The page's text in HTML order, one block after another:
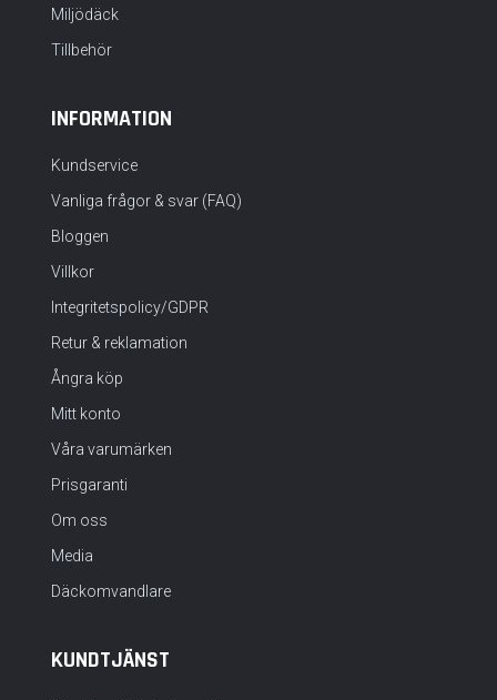
Miljödäck
Tillbehör
INFORMATION
Kundservice
Vanliga frågor & svar (FAQ)
Bloggen
Villkor
Integritetspolicy/GDPR
Retur & reklamation
Ångra köp
Mitt konto
Våra varumärken
Prisgaranti
Om oss
Media
Däckomvandlare
KUNDTJÄNST